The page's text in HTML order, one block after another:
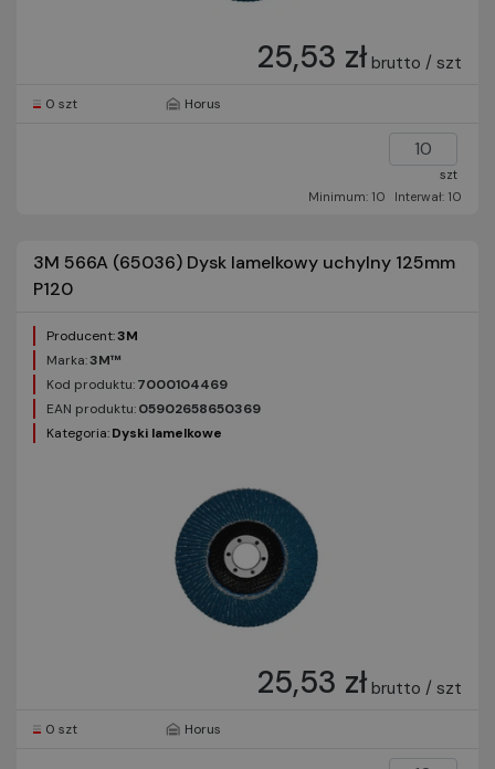
25,53 zł brutto / szt
0 szt Horus
szt
Minimum: 10
Interwał: 10
3M 566A (65036) Dysk lamelkowy uchylny 125mm
P120
Producent:3M
Marka:3M™
Kod produktu:7000104469
EAN produktu:05902658650369
Kategoria:Dyski lamelkowe
25,53 zł brutto / szt
0 szt Horus